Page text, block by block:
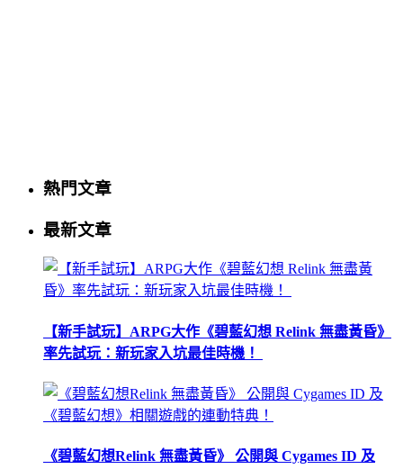
熱門文章
最新文章
【新手試玩】ARPG大作《碧藍幻想 Relink 無盡黃昏》
率先試玩：新玩家入坑最佳時機！
《碧藍幻想Relink 無盡黃昏》 公開與 Cygames ID 及